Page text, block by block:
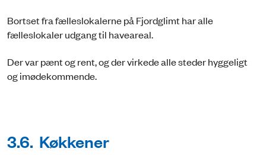
Bortset fra fælleslokalerne på Fjordglimt har alle
fælleslokaler udgang til haveareal.
Der var pænt og rent, og der virkede alle steder hyggeligt
og imødekommende.
3.6. Køkkener